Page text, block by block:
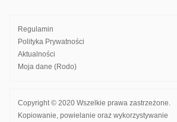
Regulamin
Polityka Prywatności
Aktualności
Moja dane (Rodo)
Copyright © 2020 Wszelkie prawa zastrzeżone.
Kopiowanie, powielanie oraz wykorzystywanie